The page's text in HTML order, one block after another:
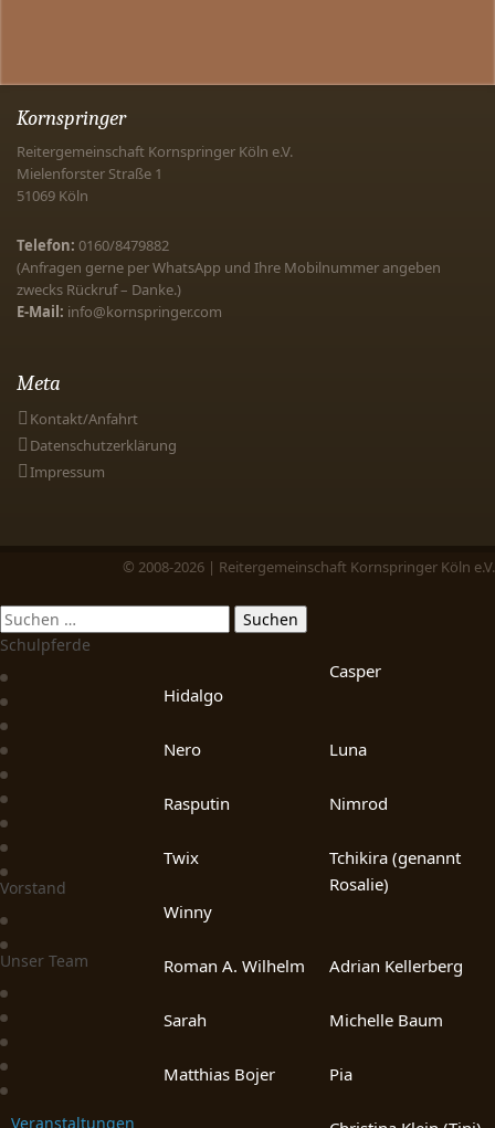
Kornspringer
Reitergemeinschaft Kornspringer Köln e.V.
Mielenforster Straße 1
51069 Köln
Telefon: 0160/8479882
(Anfragen gerne per WhatsApp und Ihre Mobilnummer angeben
zwecks Rückruf – Danke.)
E-Mail: info@kornspringer.com
Meta
Kontakt/Anfahrt
Datenschutzerklärung
Impressum
© 2008-2026 | Reitergemeinschaft Kornspringer Köln e.V.
Schulpferde
Casper
Hidalgo
Luna
Nero
Nimrod
Rasputin
Tchikira (genannt
Rosalie)
Twix
Winny
Vorstand
Adrian Kellerberg
Roman A. Wilhelm
Unser Team
Michelle Baum
Sarah
Pia
Matthias Bojer
Veranstaltungen